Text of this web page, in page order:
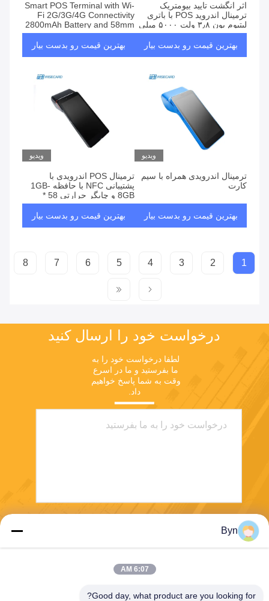
اثر انگشت تایید بیومتریک
ترمینال اندروید POS با باتری
لیتیوم یون ۳٫۸ ولت ۵۰۰۰ میلی
آمپر و NFC
بهترین قیمت رو بدست بیار
Smart POS Terminal with Wi-
Fi 2G/3G/4G Connectivity
2800mAh Battery and 58mm
Thermal Printer
بهترین قیمت رو بدست بیار
ویدیو
ترمینال اندرویدی همراه با سیم
کارت
بهترین قیمت رو بدست بیار
ویدیو
ترمینال POS اندرویدی با
پشتیبانی NFC با حافظه 1GB-
8GB و چاپگر حرارتی 58 *
40mm داخلی
بهترین قیمت رو بدست بیار
1
2
3
4
5
6
7
8
درخواست خود را ارسال کنید
ما بفرستید و ما در اسرع
داد.
Byn
6:07 AM
Good day, what product are you looking for?